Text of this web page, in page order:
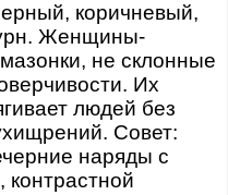
коричневый,
Женщины-
не склонные
Их
людей без
Совет:
наряды с